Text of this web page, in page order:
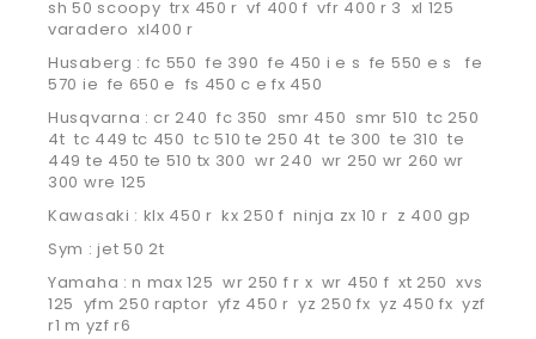
sh 50 scoopy trx 450 r vf 400 f vfr 400 r 3 xl 125
varadero xl400 r
Husaberg : fc 550 fe 390 fe 450 i e s fe 550 e s fe
570 ie fe 650 e fs 450 c e fx 450
Husqvarna : cr 240 fc 350 smr 450 smr 510 tc 250
4t tc 449 tc 450 tc 510 te 250 4t te 300 te 310 te
449 te 450 te 510 tx 300 wr 240 wr 250 wr 260 wr
300 wre 125
Kawasaki : klx 450 r kx 250 f ninja zx 10 r z 400 gp
Sym : jet 50 2t
Yamaha : n max 125 wr 250 f r x wr 450 f xt 250 xvs
125 yfm 250 raptor yfz 450 r yz 250 fx yz 450 fx yzf
r1 m yzf r6